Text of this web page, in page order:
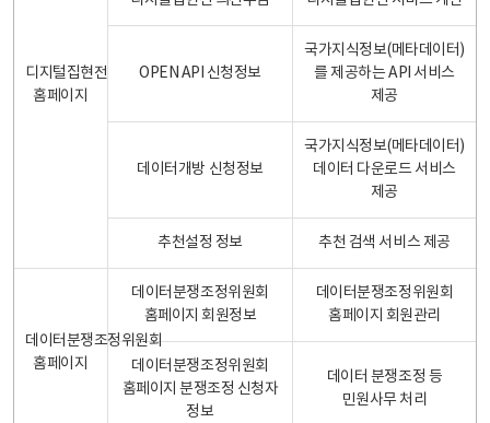
디지털집현전
홈페이지
OPEN API 신청정보
국가지식정보(메타데이터)
를 제공하는 API 서비스
제공
데이터개방 신청정보
국가지식정보(메타데이터)
데이터 다운로드 서비스
제공
추천설정 정보 추천 검색 서비스 제공
데이터분쟁조정위원회
홈페이지
데이터분쟁조정위원회
홈페이지 회원정보
데이터분쟁조정위원회
홈페이지 회원관리
데이터분쟁조정위원회
홈페이지 분쟁조정 신청자
정보
데이터 분쟁조정 등
민원사무 처리